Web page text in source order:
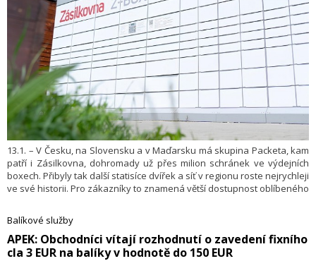
13.1. – V Česku, na Slovensku a v Maďarsku má skupina Packeta, kam
patří i Zásilkovna, dohromady už přes milion schránek ve výdejních
boxech. Přibyly tak další statisíce dvířek a síť v regionu roste nejrychleji
ve své historii. Pro zákazníky to znamená větší dostupnost oblíbeného
Balíkové služby
​APEK: Obchodníci vítají rozhodnutí o zavedení fixního
cla 3 EUR na balíky v hodnotě do 150 EUR